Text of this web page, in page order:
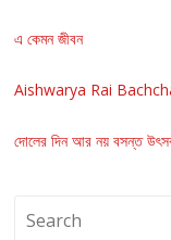
এ কেমন জীবন
Aishwarya Rai
দোলের দিন আর নয় বসন্ত